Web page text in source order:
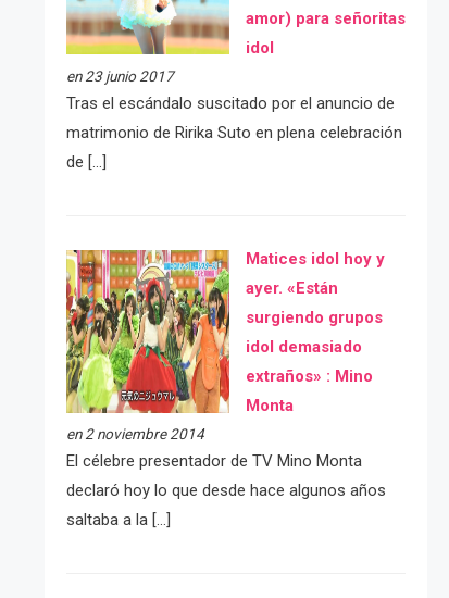
amor) para señoritas
idol
en 23 junio 2017
Tras el escándalo suscitado por el anuncio de
matrimonio de Ririka Suto en plena celebración
de […]
Matices idol hoy y
ayer. «Están
surgiendo grupos
idol demasiado
extraños» : Mino
Monta
en 2 noviembre 2014
El célebre presentador de TV Mino Monta
declaró hoy lo que desde hace algunos años
saltaba a la […]